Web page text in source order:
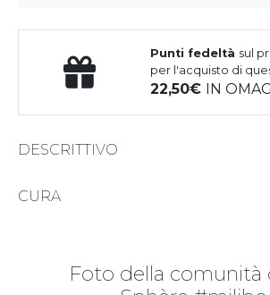
Punti fedeltà sul
per l'acquisto di
22,50 IN
DESCRITTIVO
CURA
Foto della comunità